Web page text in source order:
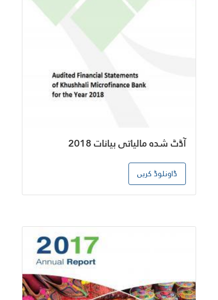
آڈٹ شدہ مالیاتی بیانات 2018
ڈاونلوڈ کریں